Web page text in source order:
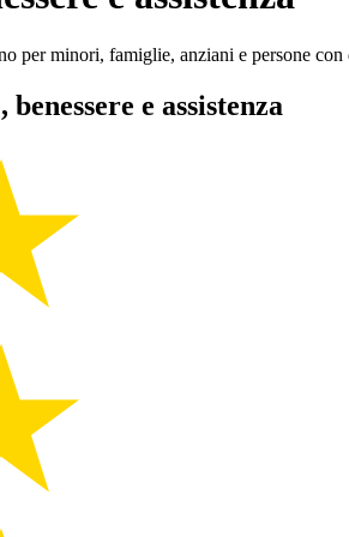
per minori, famiglie, anziani e persone con
e assistenza